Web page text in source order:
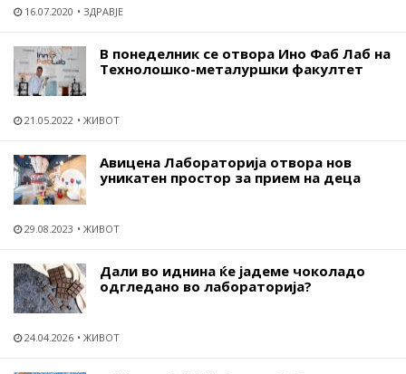
16.07.2020 ЗДРАВЈЕ
В понеделник се отвора Ино Фаб Лаб на
Технолошко-металуршки факултет
21.05.2022 ЖИВОТ
Авицена Лабораторија отвора нов
уникатен простор за прием на деца
29.08.2023 ЖИВОТ
Дали во иднина ќе јадеме чоколадо
одгледано во лабораторија?
24.04.2026 ЖИВОТ